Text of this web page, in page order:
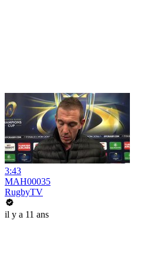
3:43
MAH00035
RugbyTV
il y a 11 ans